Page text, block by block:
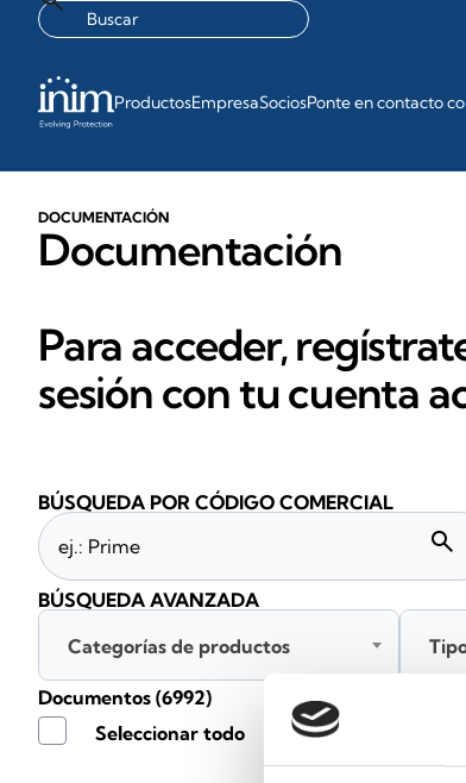
ProductosEmpresaSociosPonte en contacto
DOCUMENTACIÓN
Documentación
Para acceder,
sesión con tu cuenta
Documentos (6992)
Seleccionar todo
BÚSQUEDA POR CÓDIGO COMERCIAL
search
BÚSQUEDA AVANZADA
Categorías de productos